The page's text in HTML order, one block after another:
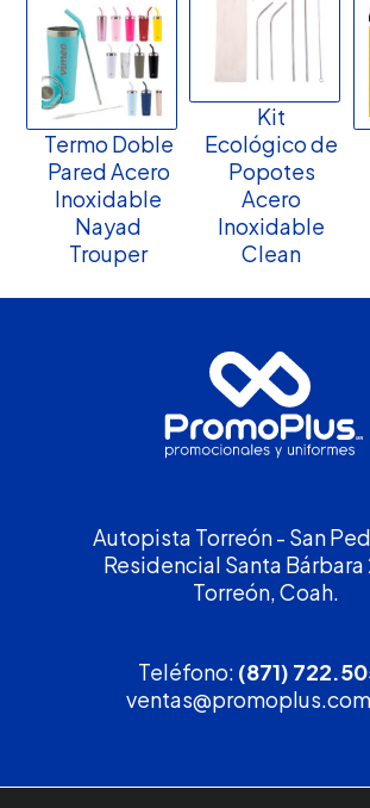
Termo Doble
Pared Acero
Inoxidable
Nayad
Trouper
Kit
Ecológico de
Popotes
Acero
Inoxidable
Clean
Autopista Torreón - San
Residencial Santa Bárbara
Torreón, Coah.
Teléfono: (871)